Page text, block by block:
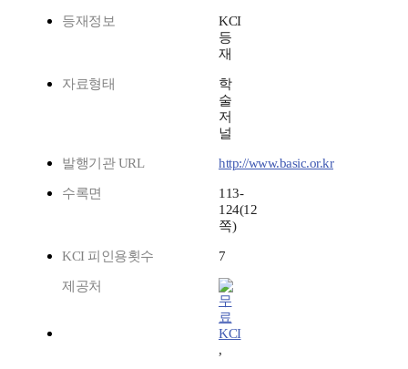
등재정보
KCI
등
재
자료형태
학
술
저
널
발행기관 URL http://www.basic.or.kr
수록면
113-
124(12
쪽)
KCI 피인용횟수 7
제공처
KCI
,